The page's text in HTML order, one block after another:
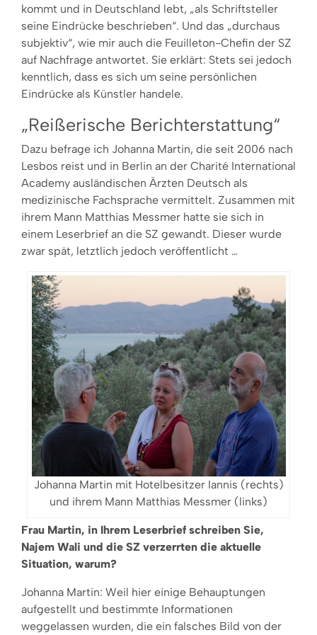
kommt und in Deutschland lebt, „als Schriftsteller
seine Eindrücke beschrieben“. Und das „durchaus
subjektiv“, wie mir auch die Feuilleton-Chefin der SZ
auf Nachfrage antwortet. Sie erklärt: Stets sei jedoch
kenntlich, dass es sich um seine persönlichen
Eindrücke als Künstler handele.
„Reißerische Berichterstattung“
Dazu befrage ich Johanna Martin, die seit 2006 nach
Lesbos reist und in Berlin an der Charité International
Academy ausländischen Ärzten Deutsch als
medizinische Fachsprache vermittelt. Zusammen mit
ihrem Mann Matthias Messmer hatte sie sich in
einem Leserbrief an die SZ gewandt. Dieser wurde
zwar spät, letztlich jedoch veröffentlicht …
Johanna Martin mit Hotelbesitzer Iannis (rechts)
und ihrem Mann Matthias Messmer (links)
Frau Martin, in Ihrem Leserbrief schreiben Sie,
Najem Wali und die SZ verzerrten die aktuelle
Situation, warum?
Johanna Martin: Weil hier einige Behauptungen
aufgestellt und bestimmte Informationen
weggelassen wurden, die ein falsches Bild von der